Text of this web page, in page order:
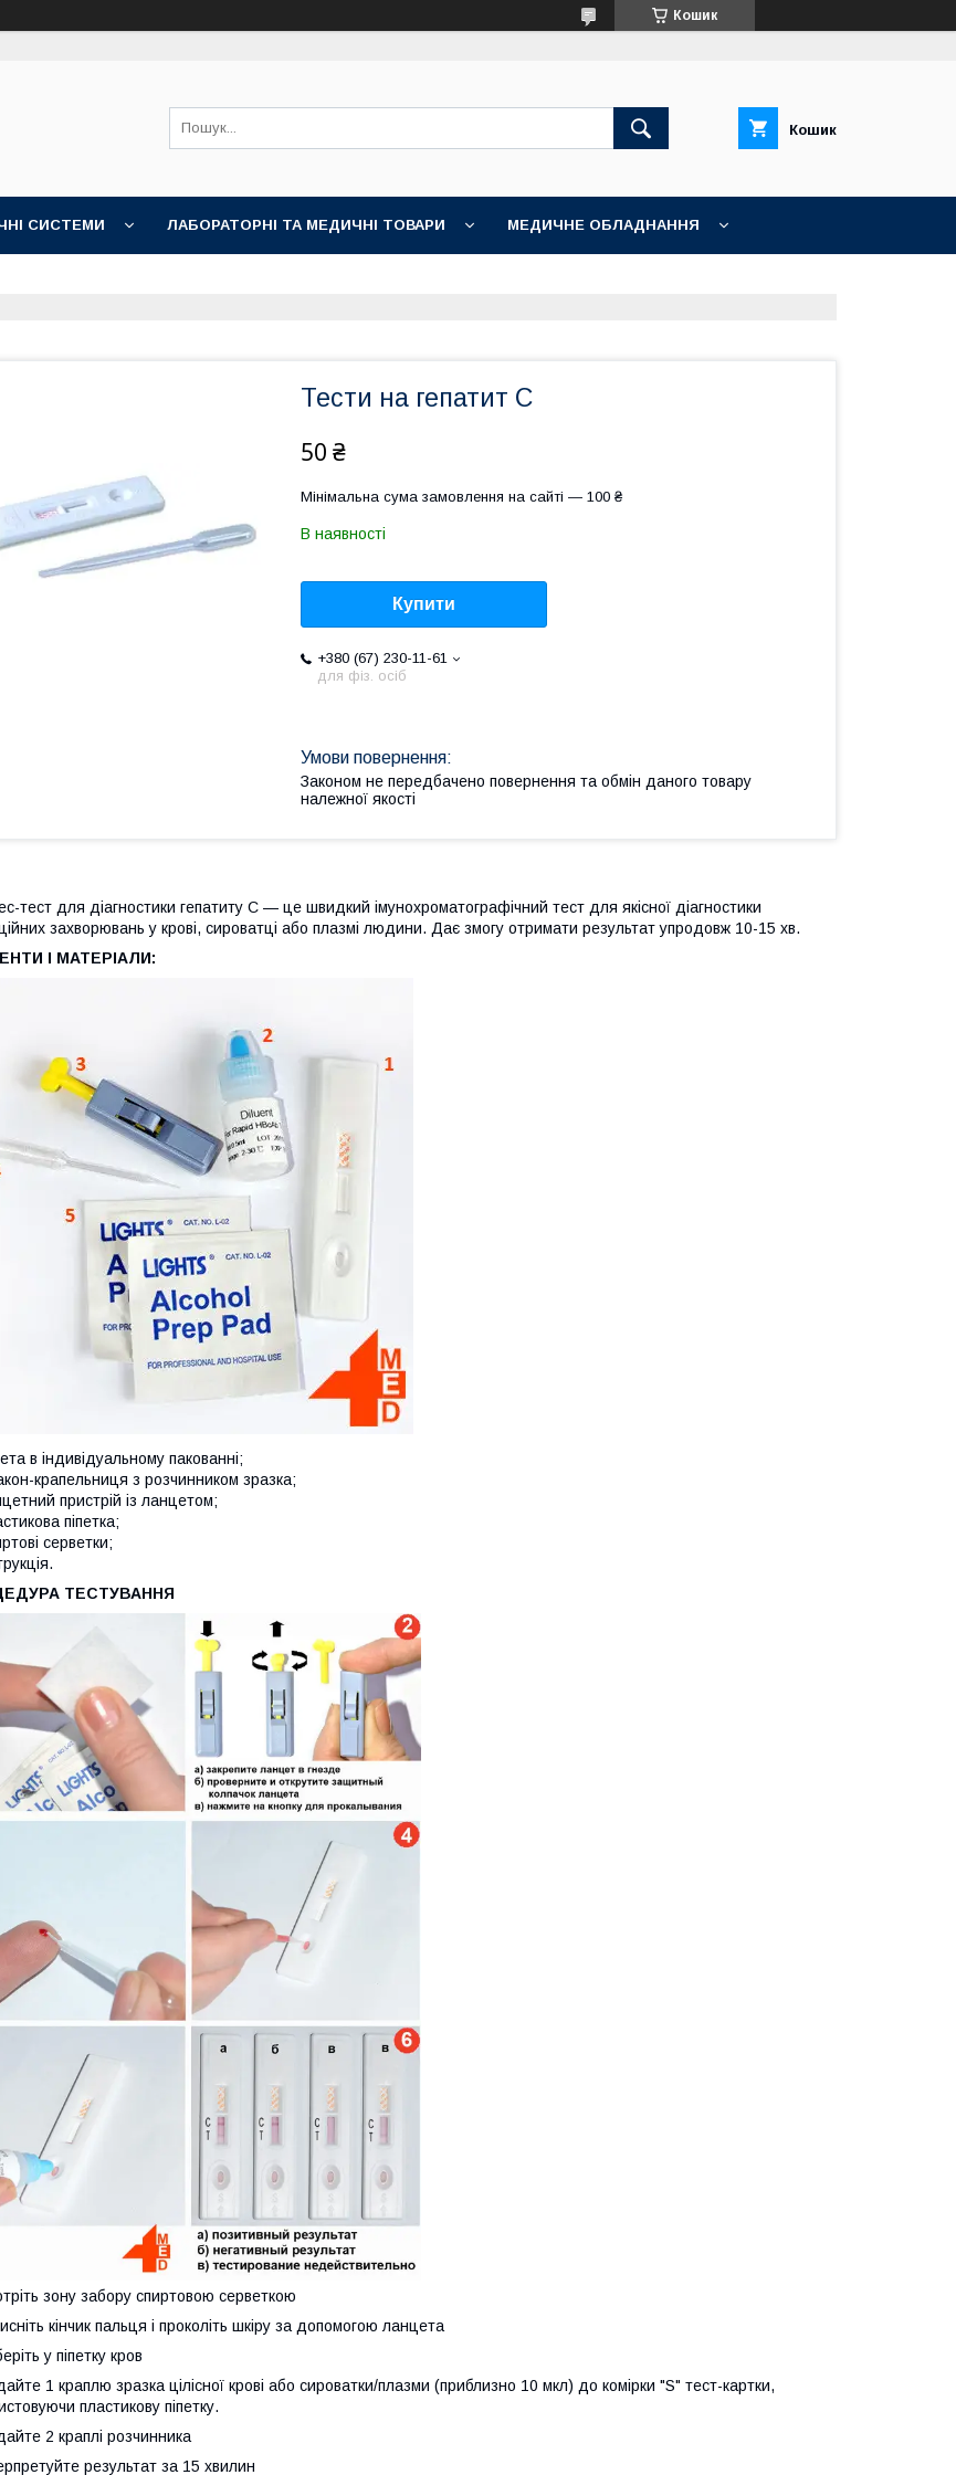
Кошик
Кошик
СИСТЕМИ ЛАБОРАТОРНІ ТА МЕДИЧНІ ТОВАРИ МЕДИЧНЕ ОБЛАДНАННЯ
Тести на гепатит С
50 ₴
Мінімальна сума замовлення на сайті — 100 ₴
В наявності
Купити
+380 (67) 230-11-61
для фіз. осіб
Законом не передбачено повернення та обмін даного товару
належної якості
тест для діагностики гепатиту С — це швидкий імунохроматографічний тест для якісної діагностики
захворювань у крові, сироватці або плазмі людини. Дає змогу отримати результат упродовж 10-15 хв.
І МАТЕРІАЛИ:
в індивідуальному пакованні;
крапельниця з розчинником зразка;
пристрій із ланцетом;
піпетка;
серветки;
ТЕСТУВАННЯ
зону забору спиртовою серветкою
кінчик пальця і проколіть шкіру за допомогою ланцета
у піпетку кров
1 краплю зразка цілісної крові або сироватки/плазми (приблизно 10 мкл) до комірки "S" тест-картки,
пластикову піпетку.
2 краплі розчинника
результат за 15 хвилин